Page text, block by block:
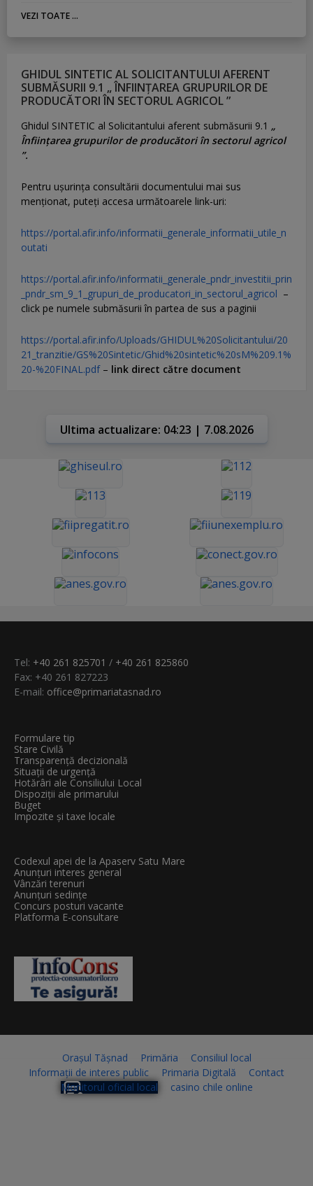
VEZI TOATE ...
GHIDUL SINTETIC AL SOLICITANTULUI AFERENT
SUBMĂSURII 9.1 „ ÎNFIINȚAREA GRUPURILOR DE
PRODUCĂTORI ÎN SECTORUL AGRICOL ”
Ghidul SINTETIC al Solicitantului aferent submăsurii 9.1 „
Înființarea grupurilor de producători în sectorul agricol
”.
Pentru uşurinţa consultării documentului mai sus
menţionat, puteţi accesa următoarele link-uri:
https://portal.afir.info/informatii_generale_informatii_utile_n
outati
https://portal.afir.info/informatii_generale_pndr_investitii_prin
_pndr_sm_9_1_grupuri_de_producatori_in_sectorul_agricol –
click pe numele submăsurii în partea de sus a paginii
https://portal.afir.info/Uploads/GHIDUL%20Solicitantului/20
21_tranzitie/GS%20Sintetic/Ghid%20sintetic%20sM%209.1%
20-%20FINAL.pdf– link direct către document
Ultima actualizare: 04:23 | 7.08.2026
Tel: +40 261 825701 / +40 261 825860
Fax: +40 261 827223
E-mail: office@primariatasnad.ro
Formulare tip
Stare Civilă
Transparenţă decizională
Situații de urgență
Hotărâri ale Consiliului Local
Dispoziții ale primarului
Buget
Impozite și taxe locale
Codexul apei de la Apaserv Satu Mare
Anunțuri interes general
Vânzări terenuri
Anunțuri sedințe
Concurs posturi vacante
Platforma E-consultare
Orașul Tășnad Primăria
Consiliul local
Informații de interes public
Primaria Digitală
Contact
Monitorul oficial local
casino chile online